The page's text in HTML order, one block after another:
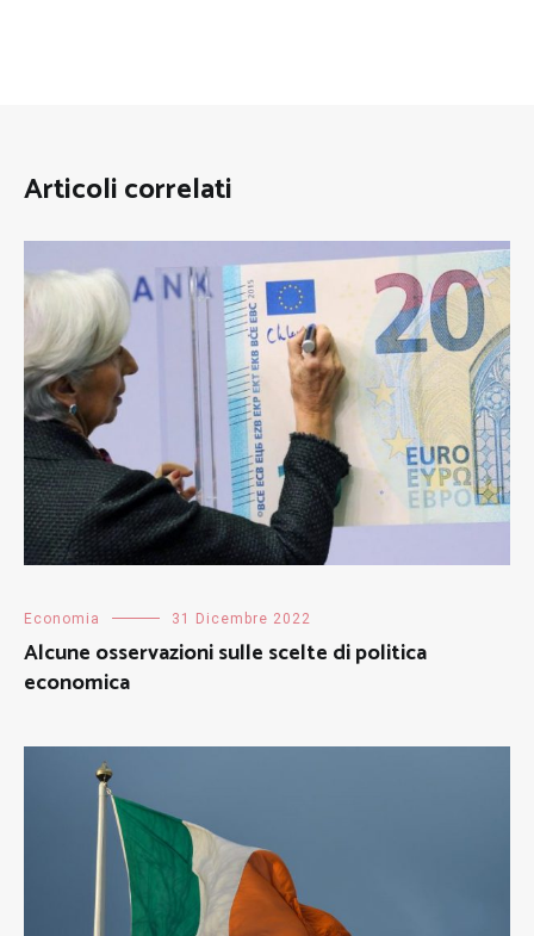
Articoli correlati
Economia 31 Dicembre 2022
Alcune osservazioni sulle scelte di politica
economica